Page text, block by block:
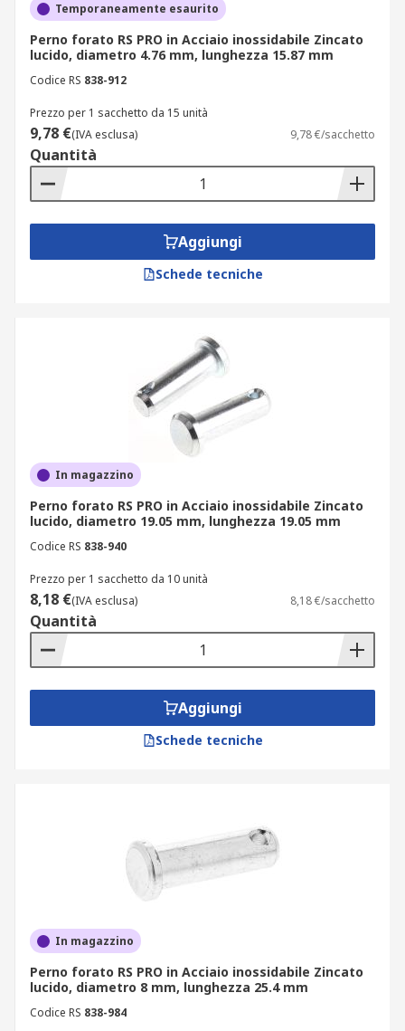
Temporaneamente esaurito
Perno forato RS PRO in Acciaio inossidabile Zincato
lucido, diametro 4.76 mm, lunghezza 15.87 mm
Codice RS 838-912
Prezzo per 1 sacchetto da 15 unità
9,78 €(IVA esclusa) 9,78 €/sacchetto
Quantità
Aggiungi
Schede tecniche
In magazzino
Perno forato RS PRO in Acciaio inossidabile Zincato
lucido, diametro 19.05 mm, lunghezza 19.05 mm
Codice RS 838-940
Prezzo per 1 sacchetto da 10 unità
8,18 €(IVA esclusa) 8,18 €/sacchetto
Quantità
Aggiungi
Schede tecniche
In magazzino
Perno forato RS PRO in Acciaio inossidabile Zincato
lucido, diametro 8 mm, lunghezza 25.4 mm
Codice RS 838-984